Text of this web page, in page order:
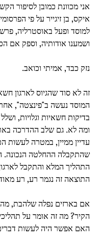
אני מכוונת כמובן לסיפור
איקס, בן זיגייר על פי
למוסד ופעל באוסטרליה,
ושמענו אודותיה, וספק אם
נזק כבד, אמיתי וכואב.
זה לא סוד שהגיוס לארגון
המוסד נעשה ב"פינצטה",
בדיקות חשאיות וגלויות,
ומה לא. גם שלב ההדרכה
עדיין ממיין, במטרה לעשות
שהתקבלה ההחלטה
התהליך המלא והתקבל
התוצאה זה נגמר רע, רע
אם בארזים נפלה שלהבת, מה
הקיר? מה זה אומר על
האם אפשר היה לעשות